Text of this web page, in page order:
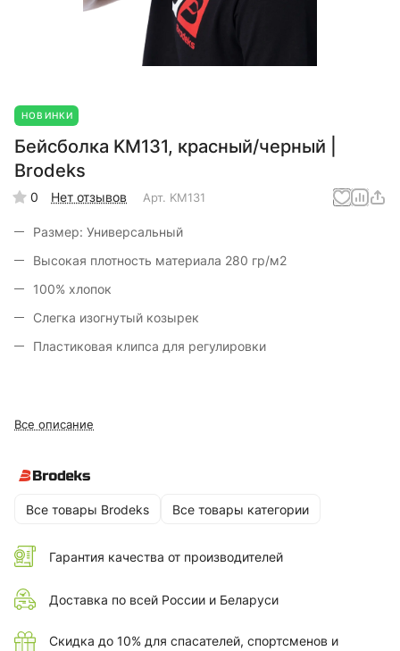
НОВИНКИ
Бейсболка KM131, красный/черный |
Brodeks
0 Нет отзывов Арт. KM131
Размер: Универсальный
Высокая плотность материала 280 гр/м2
100% хлопок
Слегка изогнутый козырек
Пластиковая клипса для регулировки
Все описание
Все товары Brodeks Все товары категории
Гарантия качества от производителей
Доставка по всей России и Беларуси
Скидка до 10% для спасателей, спортсменов и